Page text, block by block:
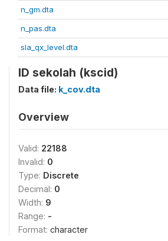
n_gm.dta
n_pas.dta
sla_qx_level.dta
ID sekolah (kscid)
Data file: k_cov.dta
Overview
Valid: 22188
Invalid: 0
Type: Discrete
Decimal: 0
Width: 9
Range: -
Format: character